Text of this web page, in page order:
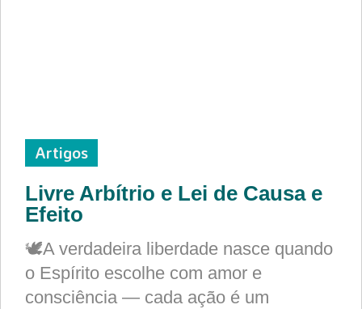
Artigos
Livre Arbítrio e Lei de Causa e
Efeito
🕊️A verdadeira liberdade nasce quando
o Espírito escolhe com amor e
consciência — cada ação é um